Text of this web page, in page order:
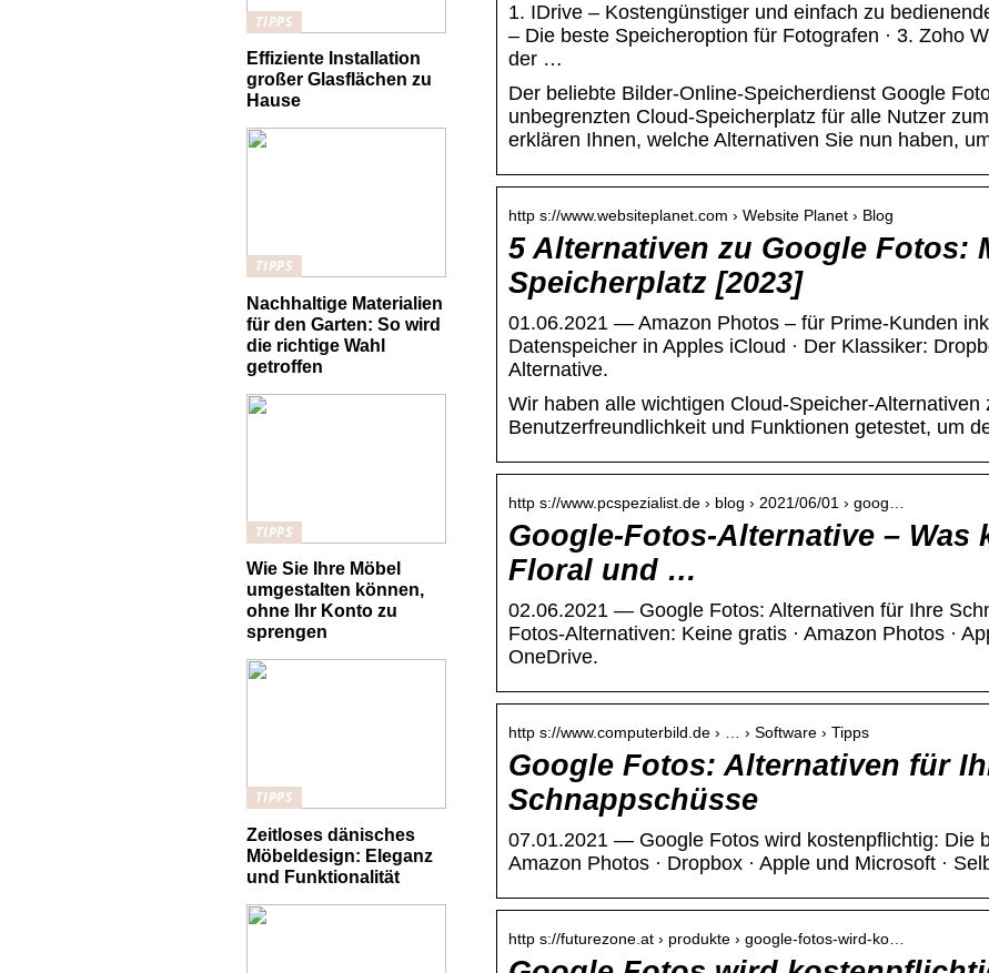
1. IDrive – Kostengünstiger und einfach zu
– Die beste Speicheroption für Fotografen · 3. Zoho
der …
Der beliebte Bilder-Online-Speicherdienst Google
unbegrenzten Cloud-Speicherplatz für alle Nutzer
erklären Ihnen, welche Alternativen Sie nun haben,
http s://www.websiteplanet.com › Website Planet › Blog
5 Alternativen zu Google Fotos:
Speicherplatz [2023]
01.06.2021 — Amazon Photos – für Prime-Kunden
Datenspeicher in Apples iCloud · Der Klassiker:
Alternative.
Wir haben alle wichtigen Cloud-Speicher-Alternativen
Benutzerfreundlichkeit und Funktionen getestet, um
http s://www.pcspezialist.de › blog › 2021/06/01 › goog…
Google-Fotos-Alternative – Was
Floral und …
02.06.2021 — Google Fotos: Alternativen für Ihre
Fotos-Alternativen: Keine gratis · Amazon Photos ·
OneDrive.
http s://www.computerbild.de › … › Software › Tipps
Google Fotos: Alternativen für
Schnappschüsse
07.01.2021 — Google Fotos wird kostenpflichtig: Die
Amazon Photos · Dropbox · Apple und Microsoft ·
http s://futurezone.at › produkte › google-fotos-wird-ko…
TIPPS
Effiziente Installation
großer Glasflächen zu
Hause
TIPPS
Nachhaltige Materialien
für den Garten: So wird
die richtige Wahl
getroffen
TIPPS
Wie Sie Ihre Möbel
umgestalten können,
ohne Ihr Konto zu
sprengen
TIPPS
Zeitloses dänisches
Möbeldesign: Eleganz
und Funktionalität